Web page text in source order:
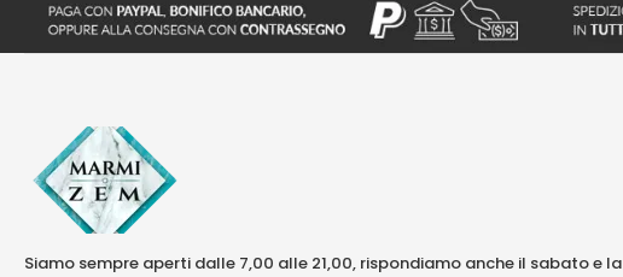
Siamo sempre aperti dalle 7,00 alle 21,00, rispondiamo anche il sabato e la